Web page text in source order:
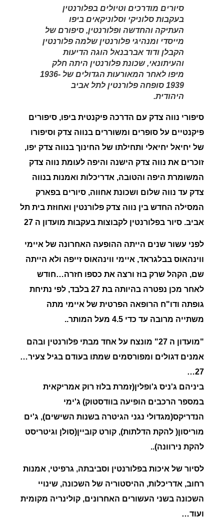
סיורים מודרכים וטיולים בפלורנטין
בעקבות סלוניקי וסלוניקאים ביפו
העתיקה והחדשה ופלורנטין, סיפורם של
מייסדי ומנהיגי פלורנטין שלמה פלורנטין
הקבלן ודוד אברבנאל הוגה הדיעות
והעיתונאי, שכונת פלורנטין היתה חלק
מיפו לאחר המאורעות הגדולים של 1936-
1939 סופחה פלורנטין לתל אביב
היהודית.
סיפורי נווה צדק עם הדרכה פיקנטית ביפו, סיפורים
פיקנטיים על סופרים ומשוררים בנווה צדק וסיפורו
של יחיאל יחיאלי ותחילתו של החינוך בנווה צדק יפו,
זוכרים את נווה צדק הישנה והיפה לעומת נווה צדק
המשומרת היפה והטובה, אדריכלות ואמנות בנווה
צדק עד נווה שלום ושכונת אחווה, סיורים בפארק
המסילה החדש בין נווה צדק פלורנטין ואחוזת בית תל
אביב. סיור בפלורנטין לקבוצות בעקבות מועדון ה 27
לפני עשור שנים הייתה ההופעה האחרונה של איימי
ווינהאוס בבלגראד, איימי ווינהאוס זייפה ולא הייתה
שם, הקהל שרק בוז ורצה את כספו חזרה…חודש
לאחר מכן נפטרה בהיותה בת 27 בלבד, לפי נתיחת
גופתה ודו"ח הרופאה הפרטית של איימי מתה
משתייה מרובה עד כדי 4.5 מעל המותר..
"מועדון ה 27" מונצח על אחד מבתי פלורנטין ובהם
אמנים דגולים ומפורסמים שמתו בעודם בגיל צעיר…
27…
ביניהם ג'ניס ג'ופלין(זמרת בלוז רוק אמריקאית
במספר הרכבים הופיעה בוודסטוק) ג'ימי
הנדריקס(מגדולי נגני הגיטרה בשנות השישים), ג'ים
מוריסון( להקת הדלתות), קורט קוביין(סולן וגיטריסט
להקת נירוונה)..
לסיור של איכות בפלורנטין וסביבתה, גרפיטי, אמנות
רחוב, אדריכלות, ההיסטוריה של השכונה, שינויי
השכונה בשני העשורים האחרונים, קולינריה מקומית
ועוד…